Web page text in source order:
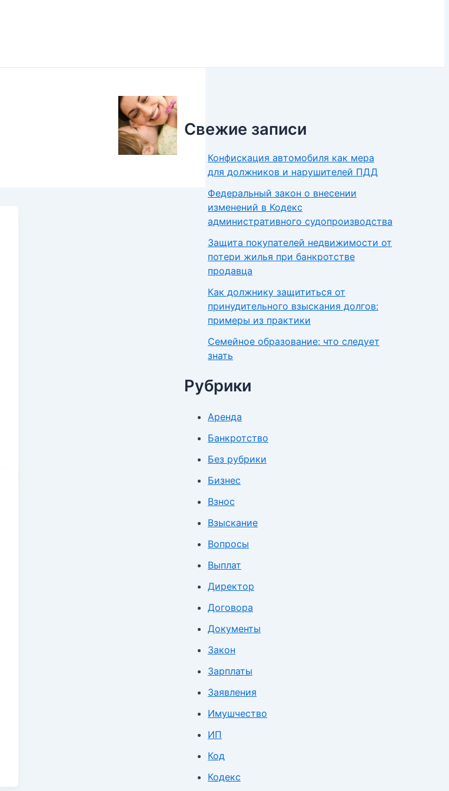
Свежие записи
Конфискация автомобиля как мера
для должников и нарушителей ПДД
Федеральный закон о внесении
изменений в Кодекс
административного судопроизводства
Защита покупателей недвижимости от
потери жилья при банкротстве
продавца
Как должнику защититься от
принудительного взыскания долгов:
примеры из практики
Семейное образование: что следует
знать
Рубрики
Аренда
Банкротство
Без рубрики
Бизнес
Взнос
Взыскание
Вопросы
Выплат
Директор
Договора
Документы
Закон
Зарплаты
Заявления
Имушчество
ИП
Код
Кодекс